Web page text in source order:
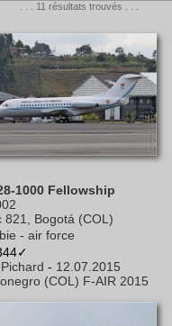
. . . 11 résultats trouvés . . .
1000 Fellowship
821, Bogotá (COL)
- air force
- 12.07.2015
(COL) F-AIR 2015